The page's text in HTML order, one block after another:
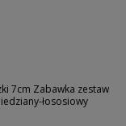
7cm Zabawka zestaw
łososiowy